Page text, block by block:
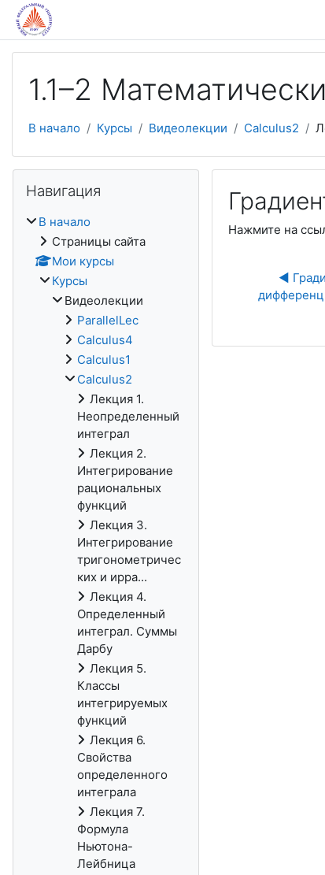
Перейти к основному содержанию
1.1–2
В начало Курсы Видеолекции Calculus2
Нажмите на
◀︎
Навигация
В начало
Страницы сайта
Мои курсы
Курсы
Видеолекции
ParallelLec
Calculus4
Calculus1
Calculus2
Лекция 1.
Неопределенный
интеграл
Лекция 2.
Интегрирование
рациональных
функций
Лекция 3.
Интегрирование
тригонометричес
ких и ирра...
Лекция 4.
Определенный
интеграл. Суммы
Дарбу
Лекция 5.
Классы
интегрируемых
функций
Лекция 6.
Свойства
определенного
интеграла
Лекция 7.
Формула
Ньютона-
Лейбница